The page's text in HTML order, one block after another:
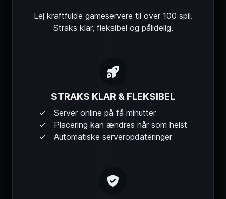
Lej kraftfulde gameservere til over 100 spil.
Straks klar, fleksibel og pålidelig.
STRAKS KLAR & FLEKSIBEL
Server online på få minutter
Placering kan ændres når som helst
Automatiske serveropdateringer